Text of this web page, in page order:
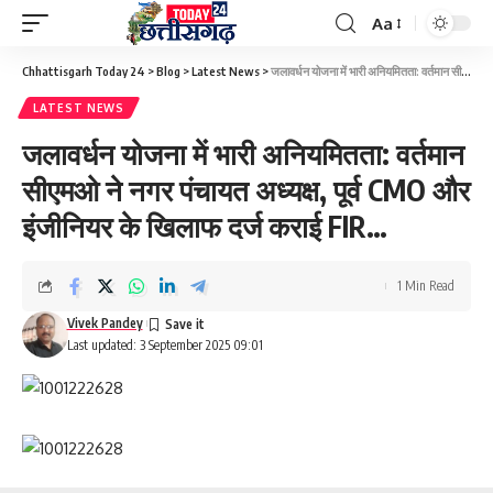
Font
Resizer
Aa
Chhattisgarh Today 24 >Blog >Latest News >जलावर्धन योजना में भारी अनियमितता: वर्तमान सीएमओ ने नगर पंचायत अध्यक्ष, पूर्व CMO और इंजीनियर के खिलाफ दर्ज कराई FIR…
LATEST NEWS
जलावर्धन योजना में भारी अनियमितता: वर्तमान
सीएमओ ने नगर पंचायत अध्यक्ष, पूर्व CMO और
इंजीनियर के खिलाफ दर्ज कराई FIR…
Last updated: 3 September 2025 09:01
Vivek Pandey
1 Min Read